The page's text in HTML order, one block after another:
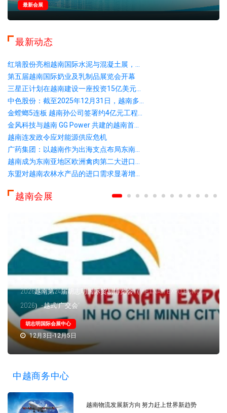
最新会展
最新动态
红墙股份亮相越南国际水泥与混凝土展，...
第五届越南国际奶业及乳制品展览会开幕
三星正计划在越南建设一座投资15亿美元...
中色股份：截至2025年12月31日，越南多...
金螳螂5连板 越南孙公司签署约4亿元工程...
金风科技与越南 GG Power 共建的越南首...
越南连发政令应对能源供应危机
广药集团：以越南作为出海支点布局东南...
越南成为东南亚地区欧洲禽肉第二大进口...
东盟对越南农林水产品的进口需求显著增...
越南会展
2026越南第24届胡志明国际贸易博览会（VIETNAM EXPO HCMC
2026）-越式“广交会”
胡志明国际会展中心
12月3日-12月5日
中越商务中心
越南物流发展新方向 努力赶上世界新趋势